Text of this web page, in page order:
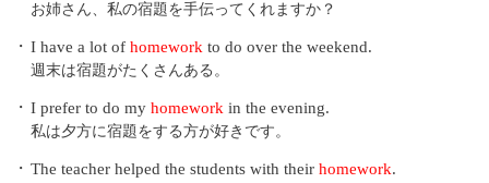
お姉さん、私の宿題を手伝ってくれますか？
・ I have a lot of homework to do over the weekend.
週末は宿題がたくさんある。
・ I prefer to do my homework in the evening.
私は夕方に宿題をする方が好きです。
・ The teacher helped the students with their homework.